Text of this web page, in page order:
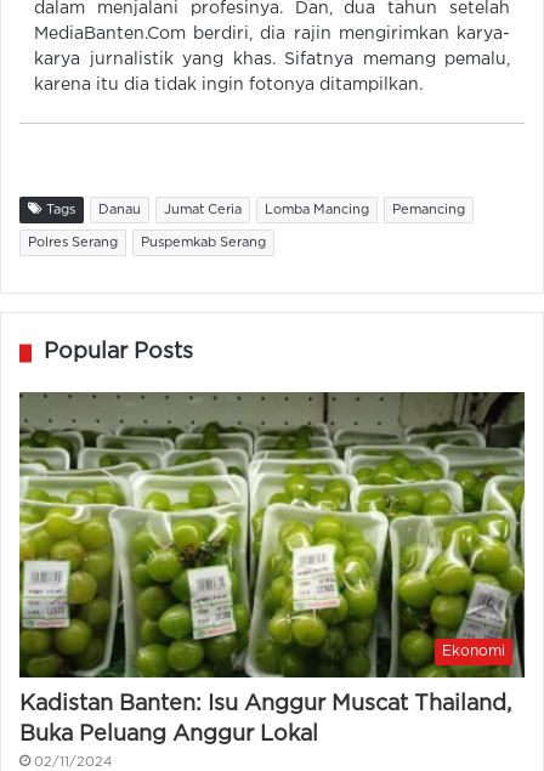
dalam menjalani profesinya. Dan, dua tahun setelah
MediaBanten.Com berdiri, dia rajin mengirimkan karya-
karya jurnalistik yang khas. Sifatnya memang pemalu,
karena itu dia tidak ingin fotonya ditampilkan.
Tags Danau Jumat Ceria Lomba Mancing Pemancing
Polres Serang Puspemkab Serang
Popular Posts
Ekonomi
Kadistan Banten: Isu Anggur Muscat Thailand,
Buka Peluang Anggur Lokal
02/11/2024